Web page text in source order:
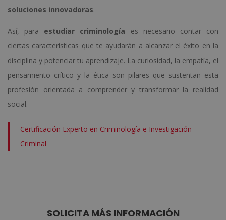
soluciones innovadoras.
Así, para estudiar criminología es necesario contar con
ciertas características que te ayudarán a alcanzar el éxito en la
disciplina y potenciar tu aprendizaje. La curiosidad, la empatía, el
pensamiento crítico y la ética son pilares que sustentan esta
profesión orientada a comprender y transformar la realidad
social.
Certificación Experto en Criminología e Investigación
Criminal
SOLICITA MÁS INFORMACIÓN